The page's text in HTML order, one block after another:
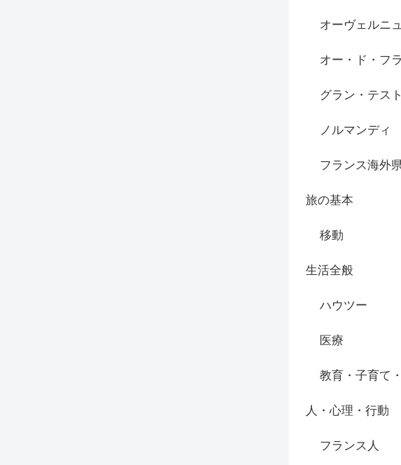
オーヴェルニ
オー・ド・フ
グラン・テスト
ノルマンディ
フランス海外
旅の基本
移動
生活全般
ハウツー
医療
教育・子育て
人・心理・行動
フランス人